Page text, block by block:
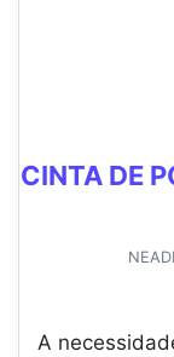
CINTA DE
A